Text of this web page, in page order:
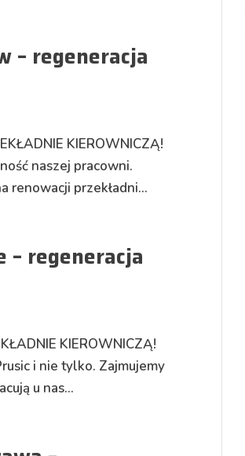
– regeneracja
KIEROWNICZĄ!
naszej pracowni.
renowacji przekładni...
– regeneracja
KIEROWNICZĄ!
i nie tylko. Zajmujemy
u nas...